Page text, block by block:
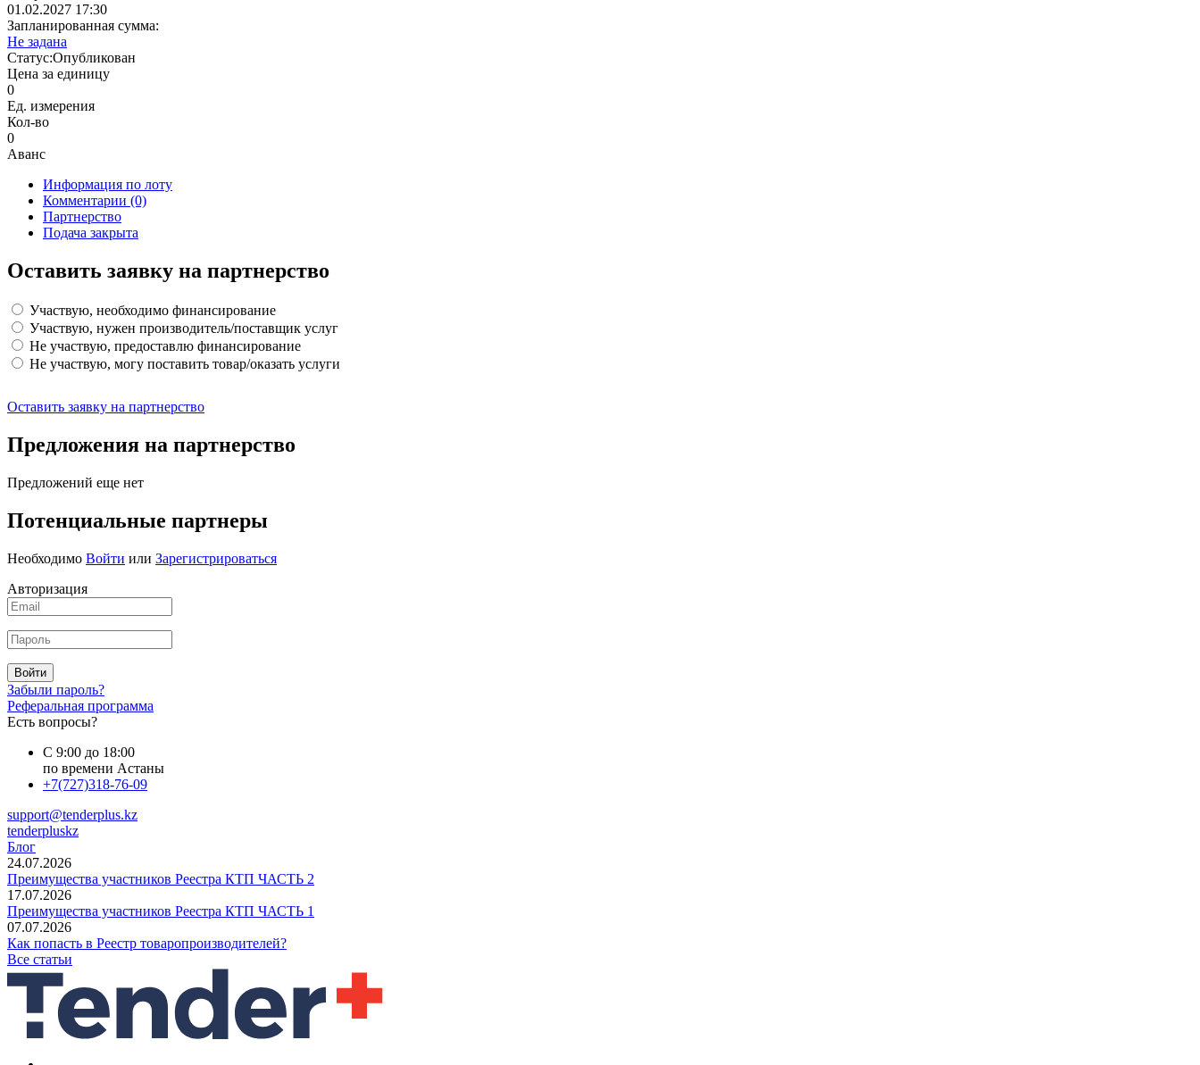
01.02.2027 17:30
Запланированная сумма:
Не задана
Статус:Опубликован
Цена за единицу
0
Ед. измерения
Кол-во
0
Аванс
Информация по лоту
Комментарии (0)
Партнерство
Подача закрыта
Оставить заявку на партнерство
Участвую, необходимо финансирование
Участвую, нужен производитель/поставщик услуг
Не участвую, предоставлю финансирование
Не участвую, могу поставить товар/оказать услуги
Оставить заявку на партнерство
Предложения на партнерство
Предложений еще нет
Потенциальные партнеры
Необходимо Войти или Зарегистрироваться
Авторизация
Войти
Забыли пароль?
Реферальная программа
Есть вопросы?
С 9:00 до 18:00
по времени Астаны
+7(727)318-76-09
support@tenderplus.kz
tenderpluskz
Блог
24.07.2026
Преимущества участников Реестра КТП ЧАСТЬ 2
17.07.2026
Преимущества участников Реестра КТП ЧАСТЬ 1
07.07.2026
Как попасть в Реестр товаропроизводителей?
Все статьи